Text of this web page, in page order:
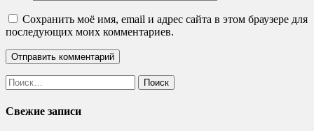
Сохранить моё имя, email и адрес сайта в этом браузере для
последующих моих комментариев.
Найти:
Свежие записи